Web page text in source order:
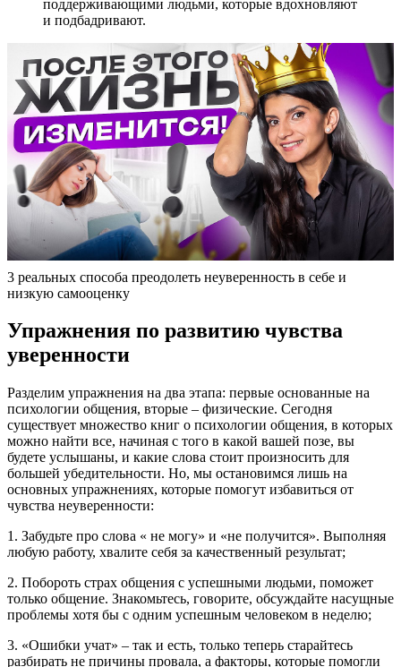
поддерживающими людьми, которые вдохновляют
и подбадривают.
3 реальных способа преодолеть неуверенность в себе и
низкую самооценку
Упражнения по развитию чувства
уверенности
Разделим упражнения на два этапа: первые основанные на
психологии общения, вторые – физические. Сегодня
существует множество книг о психологии общения, в которых
можно найти все, начиная с того в какой вашей позе, вы
будете услышаны, и какие слова стоит произносить для
большей убедительности. Но, мы остановимся лишь на
основных упражнениях, которые помогут избавиться от
чувства неуверенности:
1. Забудьте про слова « не могу» и «не получится». Выполняя
любую работу, хвалите себя за качественный результат;
2. Побороть страх общения с успешными людьми, поможет
только общение. Знакомьтесь, говорите, обсуждайте насущные
проблемы хотя бы с одним успешным человеком в неделю;
3. «Ошибки учат» – так и есть, только теперь старайтесь
разбирать не причины провала, а факторы, которые помогли